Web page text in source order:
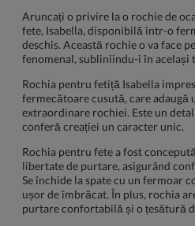
Aruncați o privire la o rochie de
fete, Isabella, disponibilă într-o
deschis. Această rochie o va face
fenomenal, subliniindu-i în același
Rochia pentru fetiță Isabella
fermecătoare cusută, care adaugă
extraordinare rochiei. Este un
conferă creației un caracter unic.
Rochia pentru fete a fost
libertate de purtare, asigurând
Se închide la spate cu un fermoar
ușor de îmbrăcat. În plus, rochia
purtare confortabilă și o țesătură